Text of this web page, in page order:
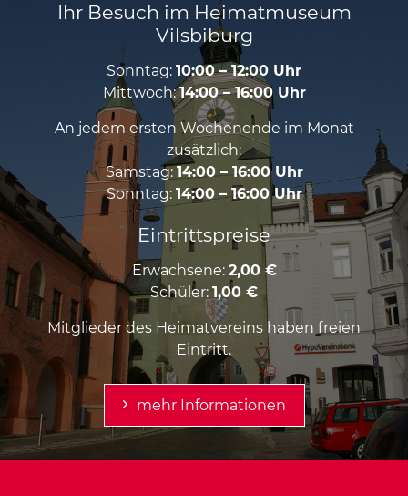
Ihr Besuch im Heimatmuseum
Vilsbiburg
Sonntag: 10:00 – 12:00 Uhr
Mittwoch:14:00 – 16:00 Uhr
An jedem ersten Wochenende im Monat
zusätzlich:
Samstag: 14:00 – 16:00 Uhr
Sonntag: 14:00 – 16:00 Uhr
Eintrittspreise
Erwachsene: 2,00 €
Schüler: 1,00 €
Mitglieder des Heimatvereins haben freien
Eintritt.
mehr Informationen